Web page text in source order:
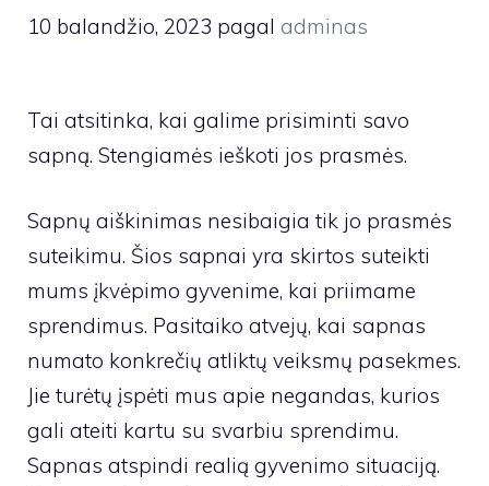
10 balandžio, 2023 pagal adminas
Tai atsitinka, kai galime prisiminti savo
sapną. Stengiamės ieškoti jos prasmės.
Sapnų aiškinimas nesibaigia tik jo prasmės
suteikimu. Šios sapnai yra skirtos suteikti
mums įkvėpimo gyvenime, kai priimame
sprendimus. Pasitaiko atvejų, kai sapnas
numato konkrečių atliktų veiksmų pasekmes.
Jie turėtų įspėti mus apie negandas, kurios
gali ateiti kartu su svarbiu sprendimu.
Sapnas atspindi realią gyvenimo situaciją.